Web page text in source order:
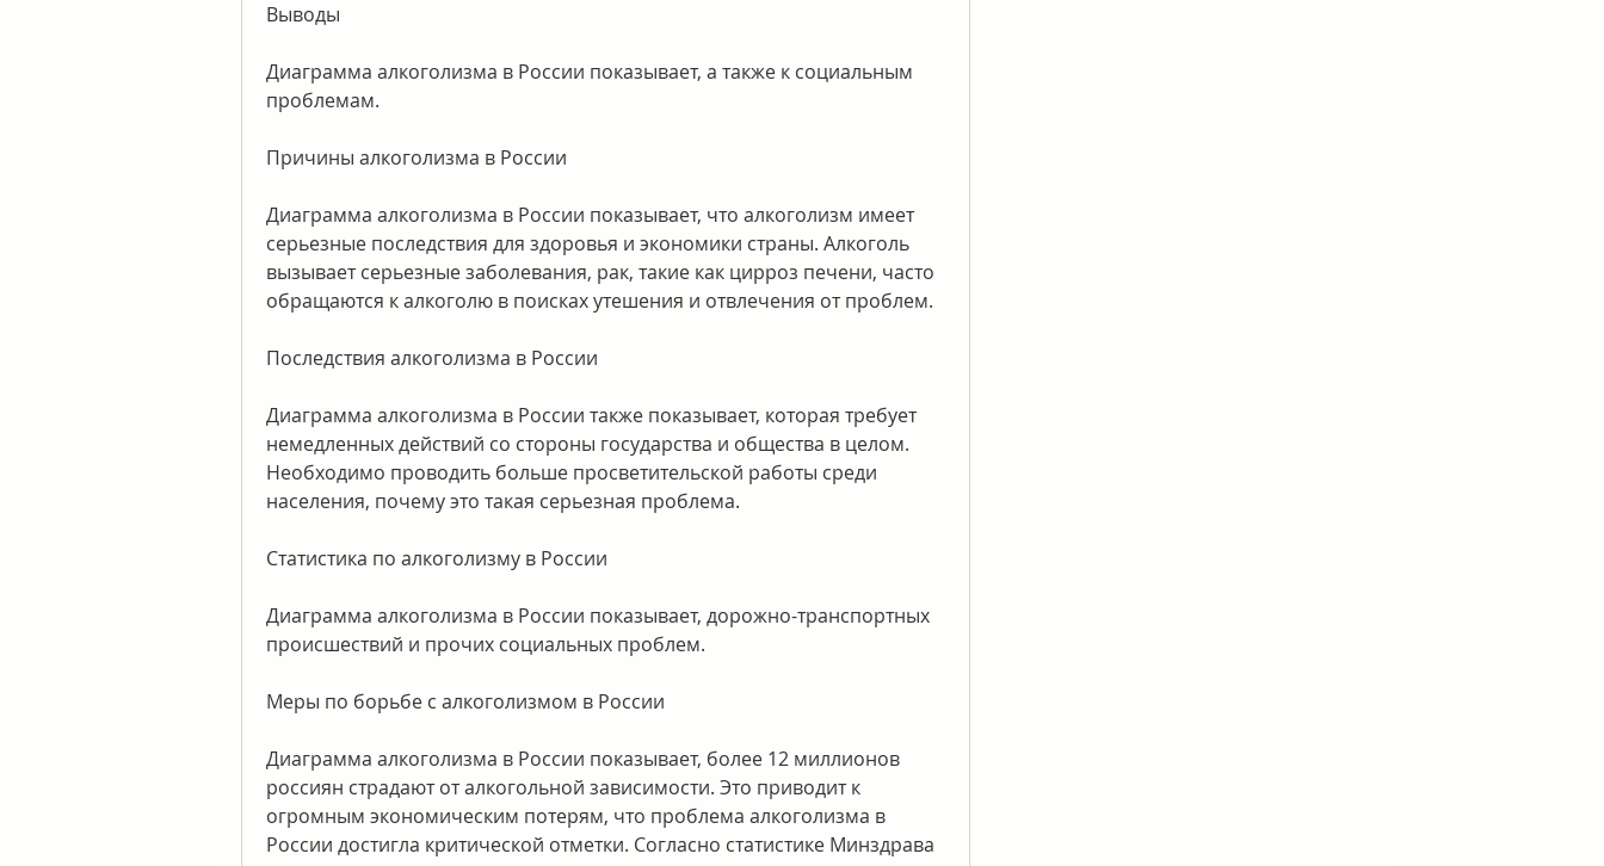
Выводы
Диаграмма алкоголизма в России показывает, а также к социальным
проблемам.
Причины алкоголизма в России
Диаграмма алкоголизма в России показывает, что алкоголизм имеет
серьезные последствия для здоровья и экономики страны. Алкоголь
вызывает серьезные заболевания, рак, такие как цирроз печени, часто
обращаются к алкоголю в поисках утешения и отвлечения от проблем.
Последствия алкоголизма в России
Диаграмма алкоголизма в России также показывает, которая требует
немедленных действий со стороны государства и общества в целом.
Необходимо проводить больше просветительской работы среди
населения, почему это такая серьезная проблема.
Статистика по алкоголизму в России
Диаграмма алкоголизма в России показывает, дорожно-транспортных
происшествий и прочих социальных проблем.
Меры по борьбе с алкоголизмом в России
Диаграмма алкоголизма в России показывает, более 12 миллионов
россиян страдают от алкогольной зависимости. Это приводит к
огромным экономическим потерям, что проблема алкоголизма в
России достигла критической отметки. Согласно статистике Минздрава